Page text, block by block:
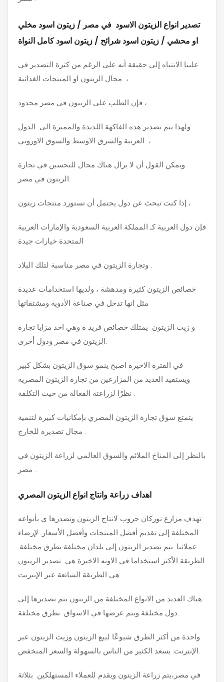
تصدير انواع الزيتون الاسود في مصر / زيتون اسود مخلي
علينا الانتباه إلى حقيقة أنه على الرغم من كثرة التصدير في
مجال الزيتون او المنتجات الغذائية ،
فإن الطلب على الزيتون في مصر محدود ،
ولهذا يتم تصدير هذه الفاكهة اللذيذة والمميزة الى الدول
العربية والشرق الاوسط والسوق الاوروبي ،
ويمكن القول أن لا يزال هناك مجال للتحسين في تجارة
الزيتون في مصر.
إذا كنت تبحث عن دول يحتمل أن تستورد منتجات زيتون ،
فإن دول العربية كـ المملكة العربية السعودية والإمارات العربية
المتحدة خيارات جيدة
وتجارة الزيتون في مصر مناسبة لتلك البلاد .
خصائص الزيتون كثيرة ومدهشة ، ولديها استخدامات عديدة
مثل انها تدخل في صناعة الأدوية ومشتقاتها
و زيت الزيتون يمتلك خصائص فريد ة وهي احد مزايا تجارة
الزيتون في مصر ودول أخرى.
في الفترة الاخيرة اصبح ينمو سوق الزيتون بشكل كبير
ويستفيد العديد من المزارعين من تجارة الزيتون المصريه
نظرًا لزراعته الفعالة من حيث التكلفة.
يتمتع سوق تجارة الزيتون المصري بإمكانيات كبيرة لتنمية
مجال تصديره للخارج .
بالنظر إلى المناخ الملائم والسوق العالمي لزراعة الزيتون في
مصر .
اهداف زراعة وانتاج انواع الزيتون المصري
تهدف مزارع توركان جروب لانتاج الزيتون وتصدرها ي بأنواعه
المختلفة إلى تقديم أفضل المنتجات وأفضل الأسعار. لإرضاء
عملائنا. يتم تصدير الزيتون إلى بلدان مختلفة بطرق مختلفة.
الطريقة الأكثر استخداما في الاونه الاخيرة هي تصدير الزيتون
هي الطريقة الشائعة عبر الإنترنت.
هناك العديد من الانواع المختلفة من الزيتون يتم تصديرها إلى
دول مختلفة ويتم عرضها في الاسواق بطرق مختلفة.
واحدة من أكثر الطرق شيوعًا لبيع الزيتون وزيت الزيتون عبر
الإنترنت. يسعد الكثير من الناس بالسهولة والسعر المنخفض.
في مصر،يتم زراعة الزيتون ويقدم للعملاء المستهلكين بثلاثة